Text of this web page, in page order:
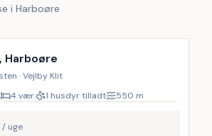
i Harboøre
Harboøre
· Vejlby Klit
4 vær. 1 husdyr tilladt 550 m
/ uge